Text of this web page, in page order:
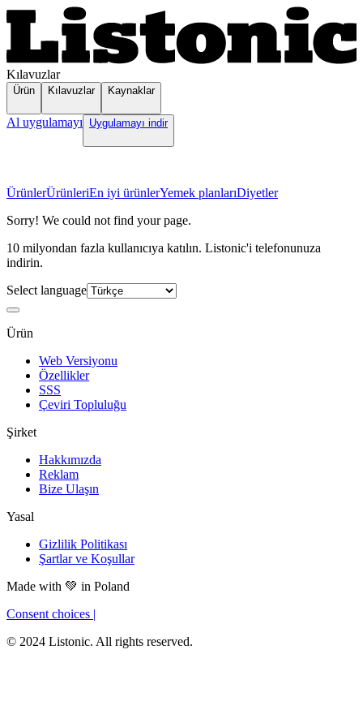
Kılavuzlar
Ürün Kılavuzlar Kaynaklar
Al uygulamayı Uygulamayı indir
ÜrünlerÜrünleriEn iyi ürünlerYemek planlarıDiyetler
Sorry! We could not find your page.
10 milyondan fazla kullanıcıya katılın. Listonic'i telefonunuza
indirin.
Select language
Ürün
Web Versiyonu
Özellikler
SSS
Çeviri Topluluğu
Şirket
Hakkımızda
Reklam
Bize Ulaşın
Yasal
Gizlilik Politikası
Şartlar ve Koşullar
Made with 💚 in Poland
Consent choices
© 2024 Listonic. All rights reserved.